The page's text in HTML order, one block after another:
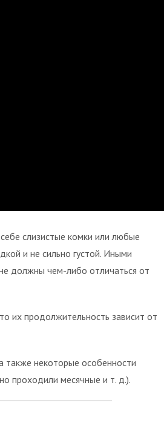
слизистые комки или любые
и не сильно густой. Иными
должны чем-либо отличаться от
их продолжительность зависит от
также некоторые особенности
проходили месячные и т. д.).